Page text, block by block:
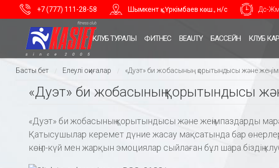
+7 (777) 111-28-58 Шымкент қ., Үркімбаев көш., н/с Дс-Жм
КЛУБ ТУРАЛЫ ФИТНЕС BEAUTY БАССЕЙН КЛУБ
Басты бет / Елеулі оқиғалар / «Дуэт» би жобасының қорытындысы және
«Дуэт» би жобасының қорытындысы
«Дуэт» би жобасының қорытындысы және жеңімпаздарды
Қатысушылар керемет дүние жасау мақсатында бар
көңіл-күй мен жарқын эмоциялар сыйлаған бұл шара біздің